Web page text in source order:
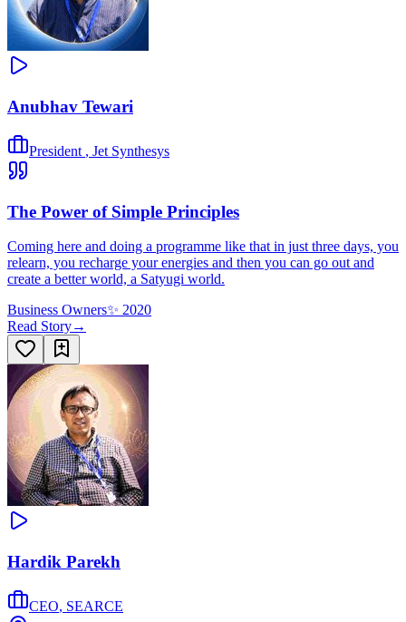
Anubhav Tewari
President , Jet Synthesys
The Power of Simple Principles
Coming here and doing a programme like that in just three days, you
relearn, you recharge your energies and then you can go out and
create a better world, a Satyugi world.
Business Owners✨ 2020
Read Story→
Hardik Parekh
CEO, SEARCE